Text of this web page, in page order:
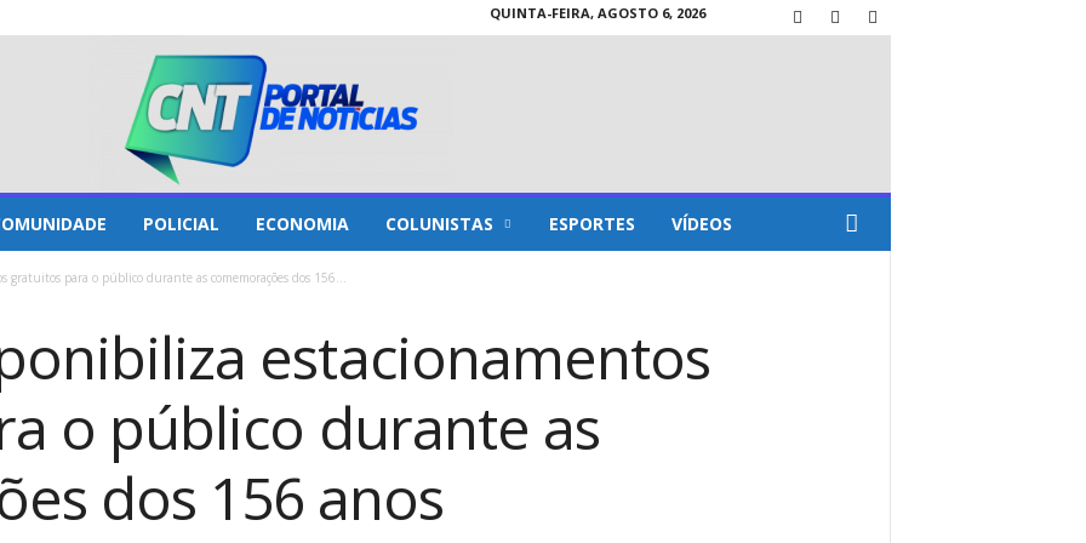
QUINTA-FEIRA, AGOSTO 6, 2026
POLICIAL ECONOMIA COLUNISTAS ESPORTES VÍDEOS
gratuitos para o público durante as comemorações dos 156...
estacionamentos
o público durante as
dos 156 anos